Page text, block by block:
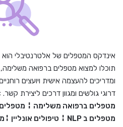
אינדקס המטפלים של אלטרנטיבלי הוא
תוכלו למצוא מטפלים ברפואה
ומדריכים להעצמה אישית ויועצים
דרוגי גולשים ומגוון דרכים ליצירת קשר.
מטפלים ברפואה משלימה ¦
מטפלים ב NLP
¦ טיפולים אונליין ¦